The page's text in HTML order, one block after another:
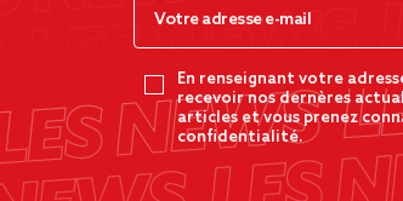
En renseignant votre
recevoir nos dernères
articles et vous prenez
confidentialité.